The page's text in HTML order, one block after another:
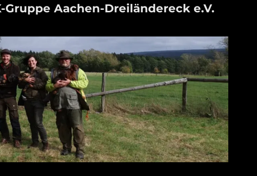
Aachen-Dreiländereck e.V.